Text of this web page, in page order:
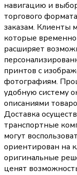
навигацию и
торгового
заказам. Клиенты
которые
расширяет
принтов с
фотографиям.
удобную систему
описаниями
Доставка
транспортные
могут
ориентирован на
оригинальные
ценят